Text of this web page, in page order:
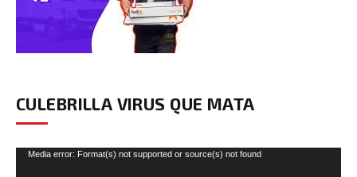
CULEBRILLA VIRUS QUE MATA
Reproductor
Media error: Format(s) not supported or source(s) not found